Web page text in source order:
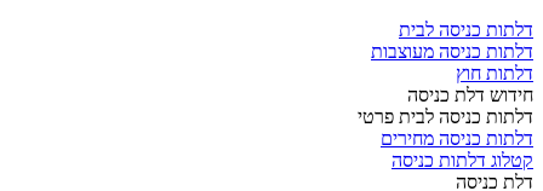
דלתות כניסה לבית
דלתות כניסה מעוצבות
דלתות חוץ
חידוש דלת כניסה
דלתות כניסה לבית פרטי
דלתות כניסה מחירים
קטלוג דלתות כניסה
דלת כניסה